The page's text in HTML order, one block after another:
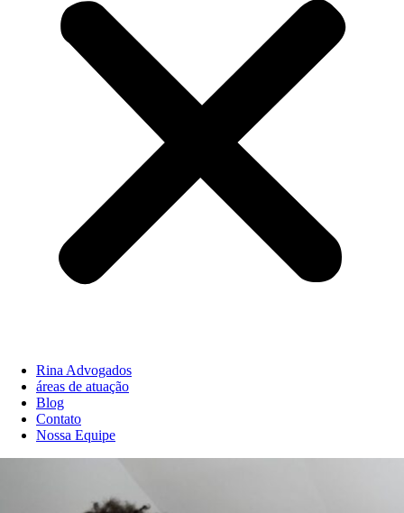
Rina Advogados
áreas de atuação
Blog
Contato
Nossa Equipe